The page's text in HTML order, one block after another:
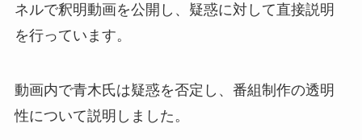
ネルで釈明動画を公開し、疑惑に対して直接説明
を行っています。
動画内で青木氏は疑惑を否定し、番組制作の透明
性について説明しました。